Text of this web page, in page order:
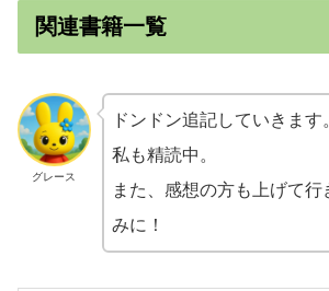
関連書籍一覧
グレース
ドンドン追記していきます
私も精読中。
また、感想の方も上げて行
みに！